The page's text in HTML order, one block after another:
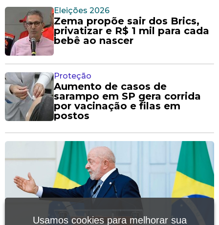
Eleições 2026
Zema propõe sair dos Brics,
privatizar e R$ 1 mil para cada
bebê ao nascer
Proteção
Aumento de casos de
sarampo em SP gera corrida
por vacinação e filas em
postos
Usamos cookies para melhorar sua